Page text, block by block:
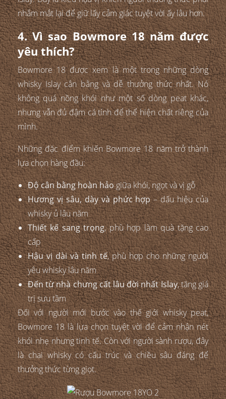
nhắm mắt lại để giữ lấy cảm giác tuyệt vời ấy lâu hơn.
4. Vì sao Bowmore 18 năm được
yêu thích?
Bowmore 18 được xem là một trong những dòng
whisky Islay cân bằng và dễ thưởng thức nhất. Nó
không quá nồng khói như một số dòng peat khác,
nhưng vẫn đủ đậm cá tính để thể hiện chất riêng của
mình.
Những đặc điểm khiến Bowmore 18 năm trở thành
lựa chọn hàng đầu:
Độ cân bằng hoàn hảogiữa khói, ngọt và vị gỗ
Hương vị sâu, dày và phức hợp– dấu hiệu của
whisky ủ lâu năm
Thiết kế sang trọng, phù hợp làm quà tặng cao
cấp
Hậu vị dài và tinh tế, phù hợp cho những người
yêu whisky lâu năm
Đến từ nhà chưng cất lâu đời nhất Islay, tăng giá
trị sưu tầm
Đối với người mới bước vào thế giới whisky peat,
Bowmore 18 là lựa chọn tuyệt vời để cảm nhận nét
khói nhẹ nhưng tinh tế. Còn với người sành rượu, đây
là chai whisky có cấu trúc và chiều sâu đáng để
thưởng thức từng giọt.